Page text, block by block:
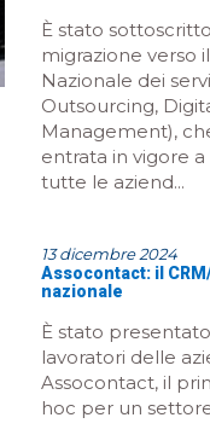
È stato
migrazione verso
Nazionale dei
Outsourcing,
Management),
entrata in vigore
tutte le aziend...
13 dicembre 2024
Assocontact: il
nazionale
È stato
lavoratori delle
Assocontact, il
hoc per un